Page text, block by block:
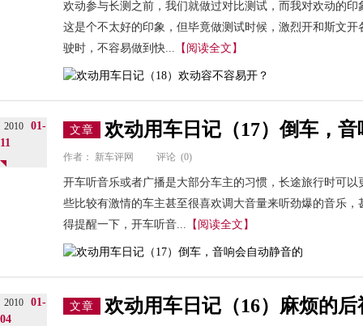
欢动参与长测之前，我们就做过对比测试，而我对欢动的
这是个不太好的印象，但毕竟做测试时候，激烈开和斯文
驶时，不容易做到快... 【阅读全文】
2010
01-
11
文章 欢动用车日记（17）倒车，
作者： 新车评网 评论 (0)
开车听音乐或者广播是大部分车主的习惯，长途旅行时可
些比较有激情的车主甚至很喜欢调大音量来听劲爆的音乐
得提醒一下，开车听音... 【阅读全文】
2010
01-
04
文章 欢动用车日记（16）麻烦的后